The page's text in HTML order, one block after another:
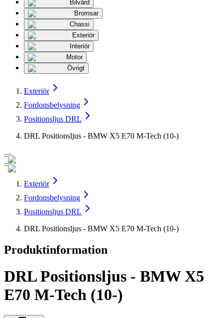
Bilvård
Bromsar
Chassi
Exteriör
Interiör
Motor
Övrigt
Exteriör
Fordonsbelysning
Positionsljus DRL
DRL Positionsljus - BMW X5 E70 M-Tech (10-)
Exteriör
Fordonsbelysning
Positionsljus DRL
DRL Positionsljus - BMW X5 E70 M-Tech (10-)
Produktinformation
DRL Positionsljus - BMW X5
E70 M-Tech (10-)